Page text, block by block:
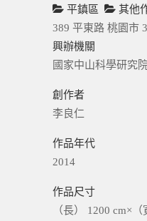
平鎮區 其他
389 平東路 桃園市
興辦機關
國家中山科學研究
創作者
李良仁
作品年代
2014
作品尺寸
（長） 1200 cm×